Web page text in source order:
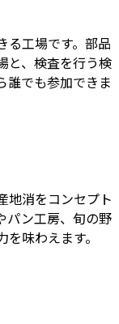
る工場です。部品
と、検査を行う検
誰でも参加できま
地消をコンセプト
パン工房、旬の野
味わえます。